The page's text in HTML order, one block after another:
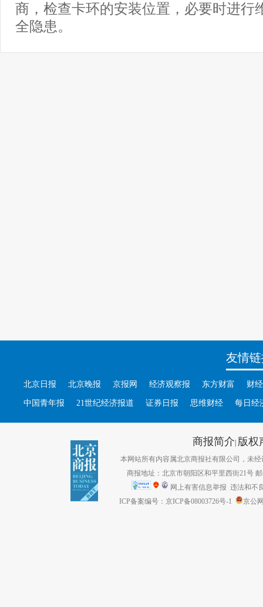
商，检查卡环的安装位置，必要时进行
全隐患。
友情
北京日报 北京晚报 京报网 经济观察报 东方财富 财
中国青年报 21世纪经济报道 证券日报 思维财经 每日经
商报简介| 版权
本网站所有内容属北京商报社有限公司，未经
商报地址：北京市朝阳区和平里西街21号
网上有害信息举报 违法和不
ICP备案编号：京ICP备08003726号-1
京公